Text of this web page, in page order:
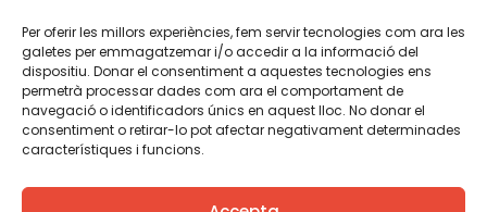
Per oferir les millors experiències, fem servir tecnologies com ara les
galetes per emmagatzemar i/o accedir a la informació del
dispositiu. Donar el consentiment a aquestes tecnologies ens
permetrà processar dades com ara el comportament de
navegació o identificadors únics en aquest lloc. No donar el
consentiment o retirar-lo pot afectar negativament determinades
característiques i funcions.
TWT YTB IG FB IN
Aviso legalPolítica de cookies
Creemos que el conocimiento debe compartirse. Por eso